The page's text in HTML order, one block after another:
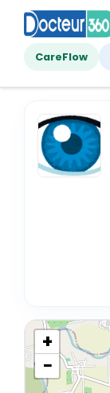
CareFlow
+
−